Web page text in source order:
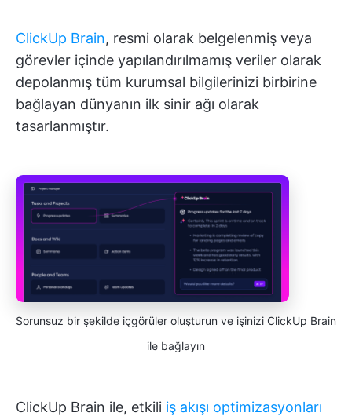
ClickUp Brain, resmi olarak belgelenmiş veya
görevler içinde yapılandırılmamış veriler olarak
depolanmış tüm kurumsal bilgilerinizi birbirine
bağlayan dünyanın ilk sinir ağı olarak
tasarlanmıştır.
Sorunsuz bir şekilde içgörüler oluşturun ve işinizi ClickUp Brain
ile bağlayın
ClickUp Brain ile, etkili iş akışı optimizasyonları